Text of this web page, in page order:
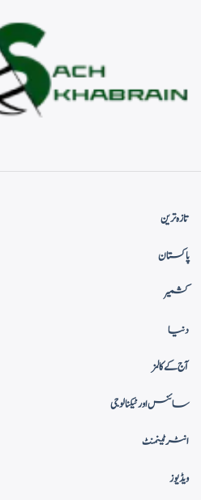
تازہ ترین
پاکستان
کشمیر
دنیا
آج کے کالمز
سائنس اور ٹیکنالوجی
انٹرٹینمنٹ
ویڈیوز